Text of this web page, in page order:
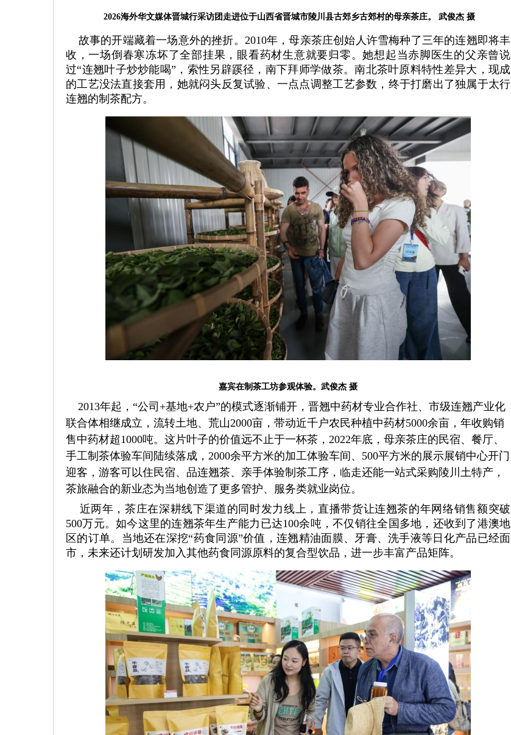
2026海外华文媒体晋城行采访团走进位于山西省晋城市陵川县古郊乡古郊村的母亲茶庄。 武俊杰 摄
故事的开端藏着一场意外的挫折。2010年，母亲茶庄创始人许雪梅种了三年的连翘即将丰
收，一场倒春寒冻坏了全部挂果，眼看药材生意就要归零。她想起当赤脚医生的父亲曾说
过“连翘叶子炒炒能喝”，索性另辟蹊径，南下拜师学做茶。南北茶叶原料特性差异大，现成
的工艺没法直接套用，她就闷头反复试验、一点点调整工艺参数，终于打磨出了独属于太行
连翘的制茶配方。
嘉宾在制茶工坊参观体验。武俊杰 摄
2013年起，“公司+基地+农户”的模式逐渐铺开，晋翘中药材专业合作社、市级连翘产业化
联合体相继成立，流转土地、荒山2000亩，带动近千户农民种植中药材5000余亩，年收购销
售中药材超1000吨。这片叶子的价值远不止于一杯茶，2022年底，母亲茶庄的民宿、餐厅、
手工制茶体验车间陆续落成，2000余平方米的加工体验车间、500平方米的展示展销中心开门
迎客，游客可以住民宿、品连翘茶、亲手体验制茶工序，临走还能一站式采购陵川土特产，
茶旅融合的新业态为当地创造了更多管护、服务类就业岗位。
近两年，茶庄在深耕线下渠道的同时发力线上，直播带货让连翘茶的年网络销售额突破
500万元。如今这里的连翘茶年生产能力已达100余吨，不仅销往全国多地，还收到了港澳地
区的订单。当地还在深挖“药食同源”价值，连翘精油面膜、牙膏、洗手液等日化产品已经面
市，未来还计划研发加入其他药食同源原料的复合型饮品，进一步丰富产品矩阵。